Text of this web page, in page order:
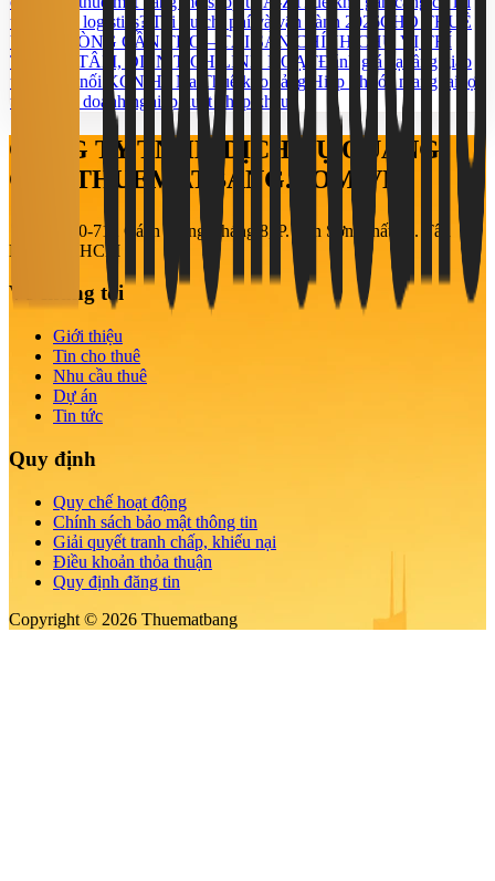
thế gì cho logistics? Tối ưu chi phí và vận hành 2026CHO THUÊ
VĂN PHÒNG CẦN THƠ – TÀI SẢN CHÍNH CHỦ VỊ TRÍ
TRUNG TÂM, DIỆN TÍCH LINH HOẠTĐánh giá hạ tầng giao
thông kết nối KCN Hố Nai
Thuê kho cảng Hiệp Phước mang lại lợi
thế gì cho doanh nghiệp xuất nhập khẩu?
CÔNG TY TNHH DỊCH VỤ QUẢNG
CÁO THUEMATBANG.COM.VN
708-710-712 Cách Mạng Tháng 8, P. Tân Sơn Nhất, Q. Tân
Bình, TP. HCM
Về chúng tôi
Giới thiệu
Tin cho thuê
Nhu cầu thuê
Dự án
Tin tức
Quy định
Quy chế hoạt động
Chính sách bảo mật thông tin
Giải quyết tranh chấp, khiếu nại
Điều khoản thỏa thuận
Quy định đăng tin
Copyright © 2026 Thuematbang